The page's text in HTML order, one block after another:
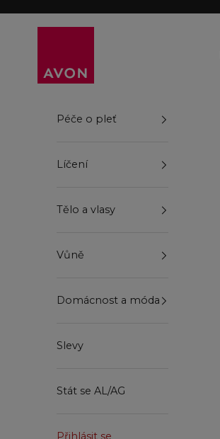
Péče o pleť
Líčení
Tělo a vlasy
Vůně
Domácnost a móda
Slevy
Stát se AL/AG
Přihlásit se